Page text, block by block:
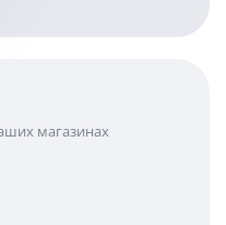
магазинах